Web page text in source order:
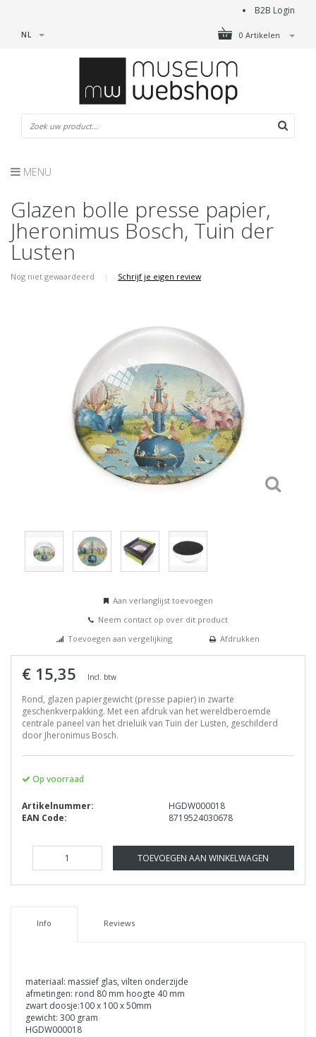
B2B Login
0 Artikelen
NL
MENU
Glazen bolle presse papier,
Jheronimus Bosch, Tuin der
Lusten
Nog niet gewaardeerd | Schrijf je eigen review
Aan verlanglijst toevoegen
Neem contact op over dit product
Toevoegen aan vergelijking
Afdrukken
€ 15,35 Incl. btw
Rond, glazen papiergewicht (presse papier) in zwarte
geschenkverpakking. Met een afdruk van het wereldberoemde
centrale paneel van het drieluik van Tuin der Lusten, geschilderd
door Jheronimus Bosch.
Op voorraad
Artikelnummer:
HGDW000018
EAN Code:
8719524030678
TOEVOEGEN AAN WINKELWAGEN
Info Reviews
materiaal: massief glas, vilten onderzijde
afmetingen: rond 80 mm hoogte 40 mm
zwart doosje:100 x 100 x 50mm
gewicht: 300 gram
HGDW000018